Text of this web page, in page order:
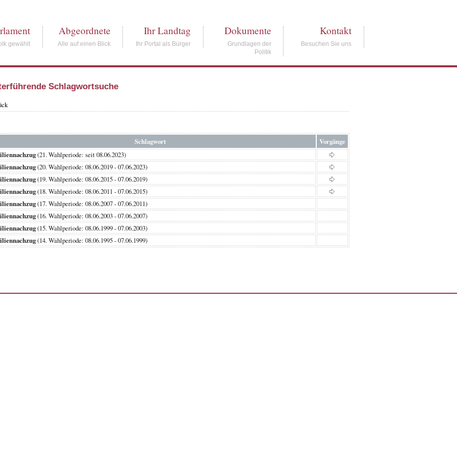
gewählt
Abgeordnete
Alle auf einen Blick
Ihr Landtag
Ihr Portal als Bürger
Dokumente
Grundlagen der
Politik
Kontakt
Besuchen Sie uns
Schlagwortsuche
Schlagwort
Vorgänge
(21. Wahlperiode: seit 08.06.2023)
(20. Wahlperiode: 08.06.2019 - 07.06.2023)
(19. Wahlperiode: 08.06.2015 - 07.06.2019)
(18. Wahlperiode: 08.06.2011 - 07.06.2015)
(17. Wahlperiode: 08.06.2007 - 07.06.2011)
(16. Wahlperiode: 08.06.2003 - 07.06.2007)
(15. Wahlperiode: 08.06.1999 - 07.06.2003)
(14. Wahlperiode: 08.06.1995 - 07.06.1999)